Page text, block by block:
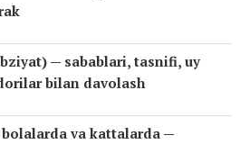
— sabablari, tasnifi, uy
bilan davolash
va kattalarda —